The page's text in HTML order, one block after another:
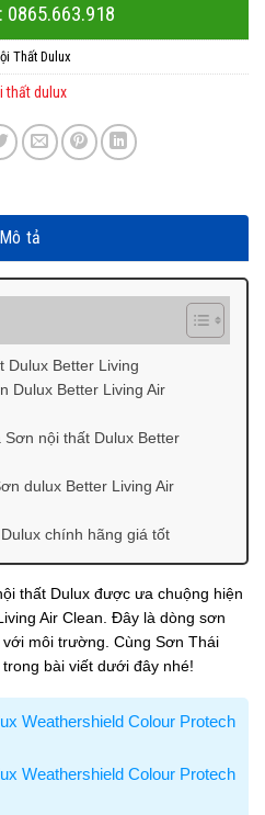
0865.663.918
Thất Dulux
thất dulux
Mô tả
Dulux Better Living
Dulux Better Living Air
nội thất Dulux Better
dulux Better Living Air
chính hãng giá tốt
thất Dulux được ưa chuộng hiện
Air Clean. Đây là dòng sơn
môi trường. Cùng Sơn Thái
bài viết dưới đây nhé!
Weathershield Colour Protech
Weathershield Colour Protech